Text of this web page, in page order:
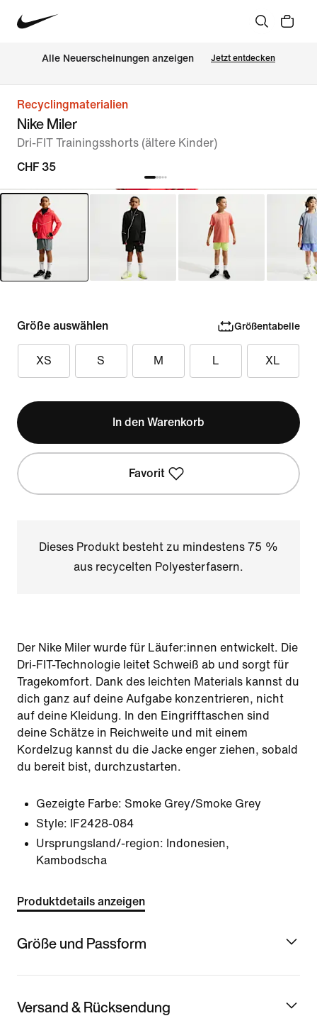
Alle Neuerscheinungen anzeigen Jetzt entdecken
Recyclingmaterialien
Nike Miler
Dri-FIT Trainingsshorts (ältere Kinder)
CHF 35
Größe auswählen Größentabelle
XS S M L XL
In den Warenkorb
Favorit
Dieses Produkt besteht zu mindestens 75 %
aus recycelten Polyesterfasern.
Der Nike Miler wurde für Läufer:innen entwickelt. Die
Dri-FIT-Technologie leitet Schweiß ab und sorgt für
Tragekomfort. Dank des leichten Materials kannst du
dich ganz auf deine Aufgabe konzentrieren, nicht
auf deine Kleidung. In den Eingrifftaschen sind
deine Schätze in Reichweite und mit einem
Kordelzug kannst du die Jacke enger ziehen, sobald
du bereit bist, durchzustarten.
Gezeigte Farbe: Smoke Grey/Smoke Grey
Style:
IF2428-084
Ursprungsland/-region: Indonesien,
Kambodscha
Produktdetails anzeigen
Größe und Passform
Versand & Rücksendung